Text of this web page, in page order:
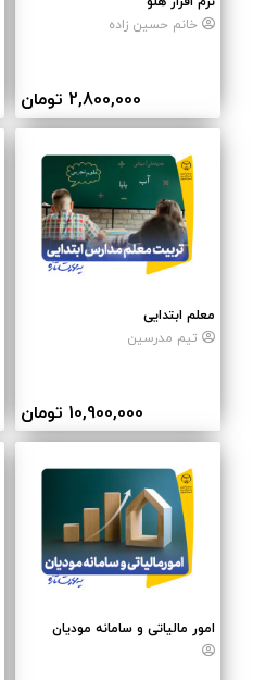
خانم حسین زاده
2,800,000 تومان
معلم ابتدایی
تیم مدرسین
10,900,000 تومان
امور مالیاتی و سامانه مودیان